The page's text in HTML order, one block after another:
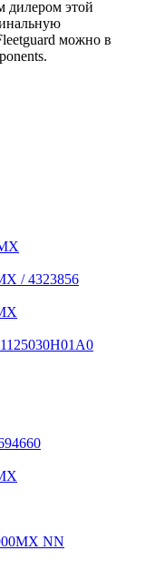
дилером этой
можно в
/ 4323856
NN